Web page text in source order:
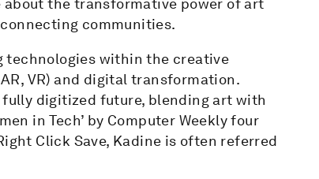
about the transformative power of art
communities.
technologies within the creative
VR) and digital transformation.
digitized future, blending art with
in Tech’ by Computer Weekly four
Click Save, Kadine is often referred